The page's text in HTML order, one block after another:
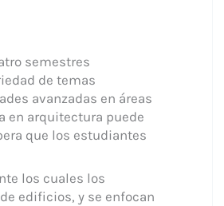
semestres
de temas
avanzadas en áreas
en arquitectura puede
que los estudiantes
los cuales los
edificios, y se enfocan